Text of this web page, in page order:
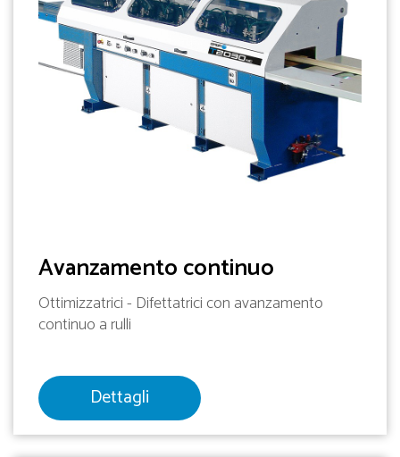
Avanzamento continuo
Ottimizzatrici - Difettatrici con avanzamento
continuo a rulli
Dettagli